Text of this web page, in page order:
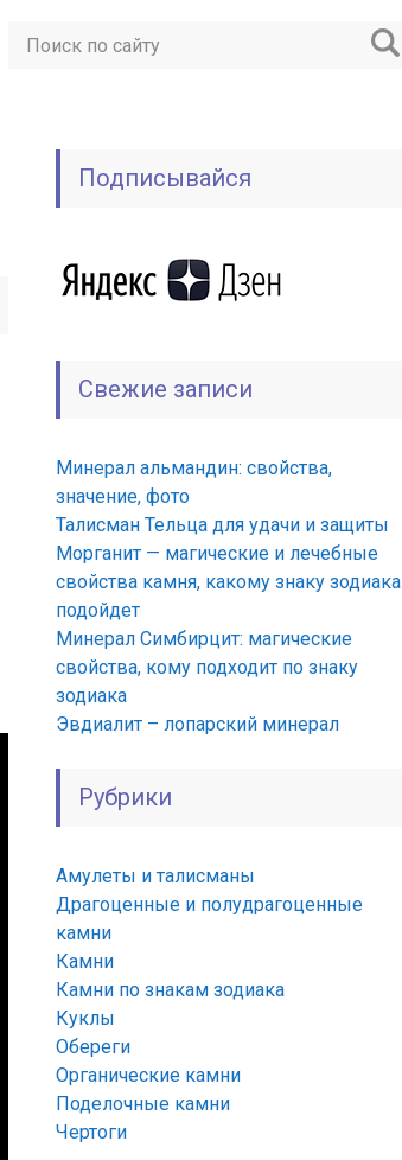
Подписывайся
Свежие записи
Минерал альмандин: свойства,
значение, фото
Талисман Тельца для удачи и защиты
Морганит — магические и лечебные
свойства камня, какому знаку зодиака
подойдет
Минерал Симбирцит: магические
свойства, кому подходит по знаку
зодиака
Эвдиалит – лопарский минерал
Рубрики
Амулеты и талисманы
Драгоценные и полудрагоценные
камни
Камни
Камни по знакам зодиака
Куклы
Обереги
Органические камни
Поделочные камни
Чертоги